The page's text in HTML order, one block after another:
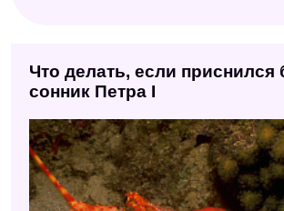
Что делать, если приснился
сонник Петра I